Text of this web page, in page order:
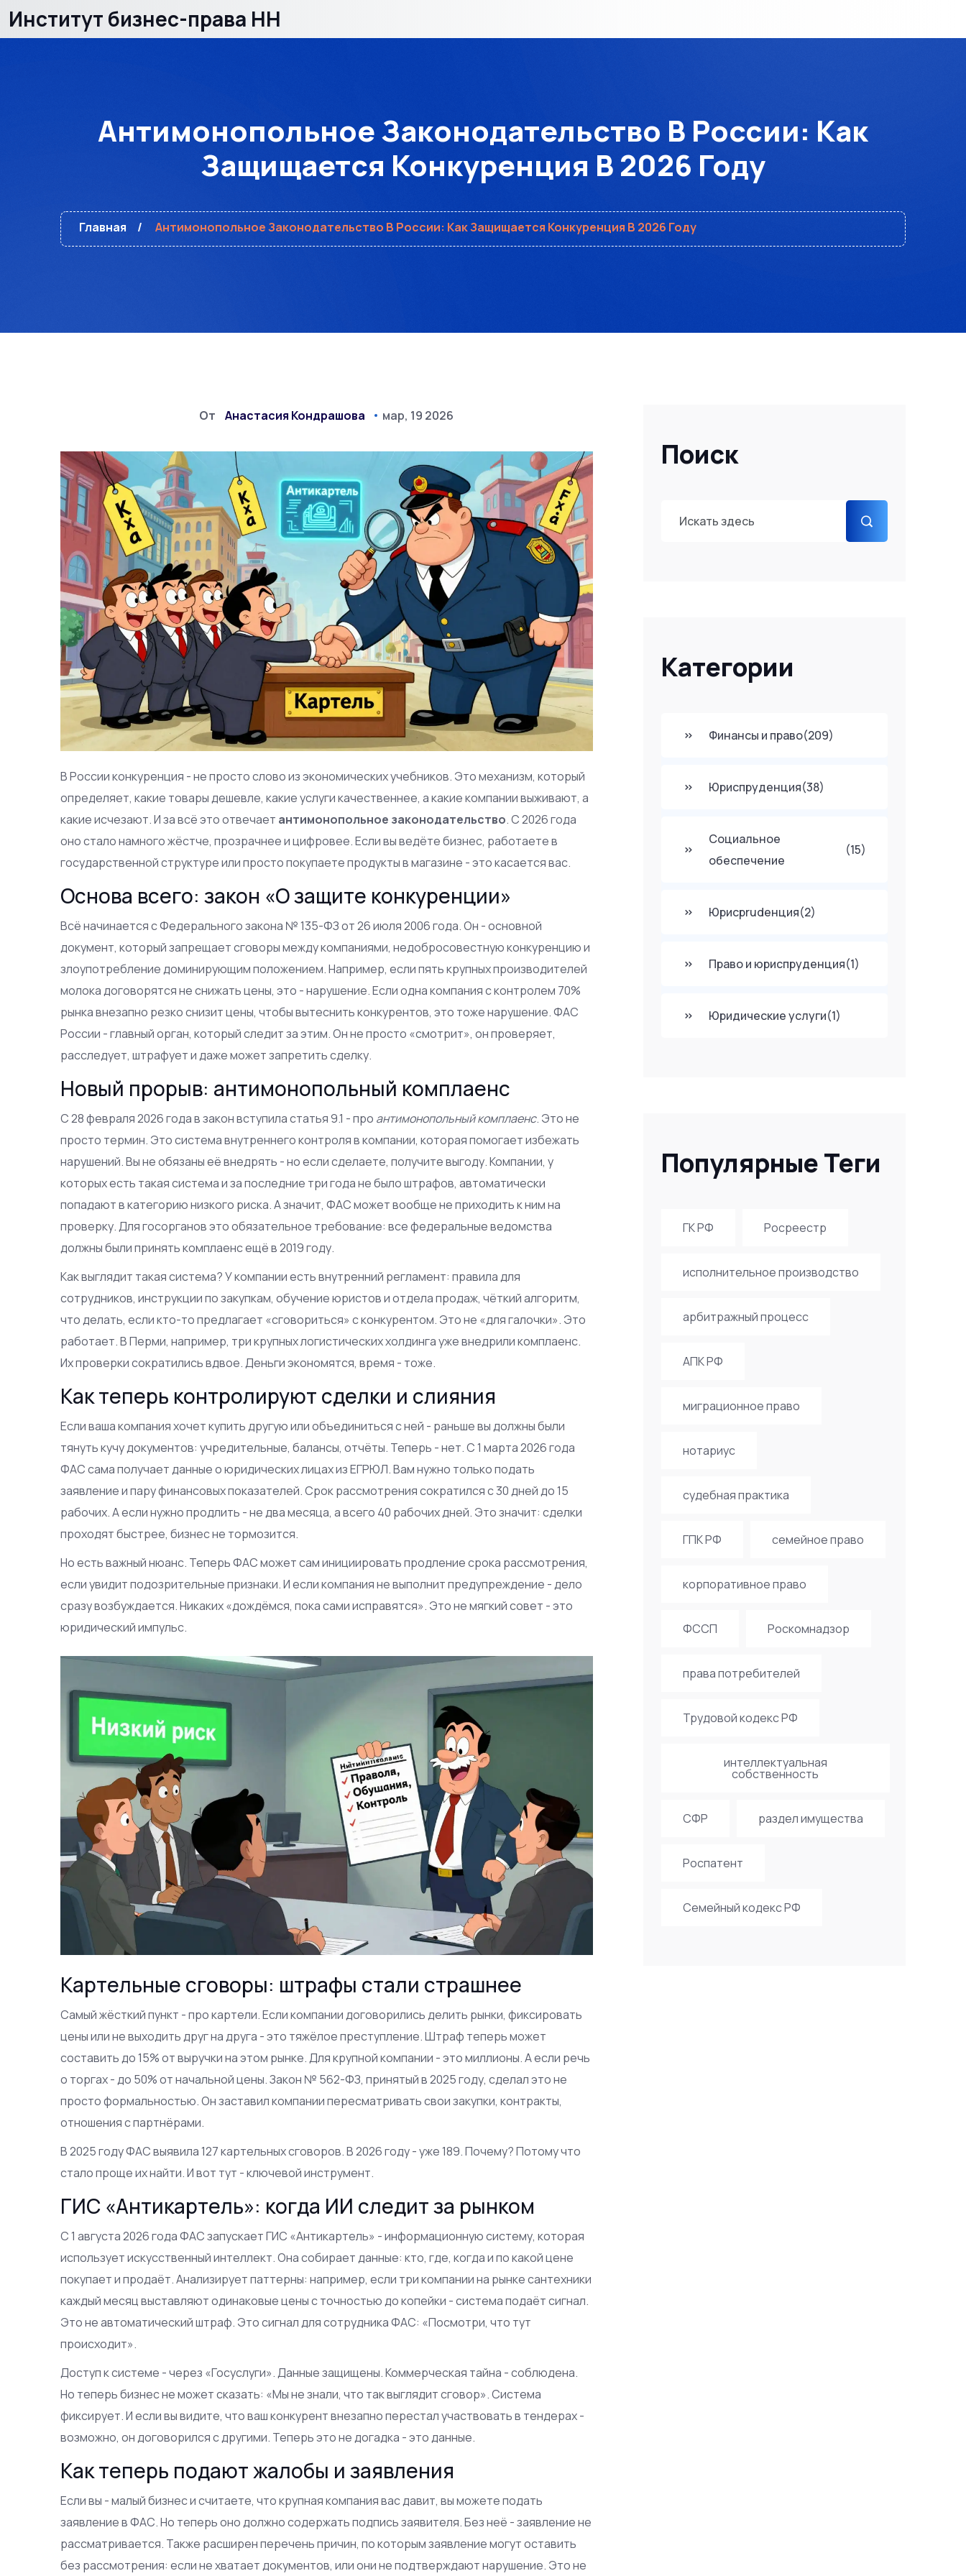
Институт бизнес-права НН
Антимонопольное Законодательство В России: Как
Защищается Конкуренция В 2026 Году
Главная Антимонопольное Законодательство В России: Как Защищается Конкуренция В 2026 Году
Поиск
Категории
Финансы и право(209)
Юриспруденция(38)
Социальное
обеспечение
(15)
Юрисprudенция(2)
Право и юриспруденция(1)
Юридические услуги(1)
Популярные Теги
ГК РФ Росреестр
исполнительное производство
арбитражный процесс
АПК РФ
миграционное право
нотариус
судебная практика
ГПК РФ семейное право
корпоративное право
ФССП Роскомнадзор
права потребителей
Трудовой кодекс РФ
интеллектуальная
собственность
СФР раздел имущества
Роспатент
Семейный кодекс РФ
От Анастасия Кондрашова мар, 19 2026
В России конкуренция - не просто слово из экономических учебников. Это механизм, который
определяет, какие товары дешевле, какие услуги качественнее, а какие компании выживают, а
какие исчезают. И за всё это отвечает антимонопольное законодательство. С 2026 года
оно стало намного жёстче, прозрачнее и цифровее. Если вы ведёте бизнес, работаете в
государственной структуре или просто покупаете продукты в магазине - это касается вас.
Основа всего: закон «О защите конкуренции»
Всё начинается с Федерального закона № 135-ФЗ от 26 июля 2006 года. Он - основной
документ, который запрещает сговоры между компаниями, недобросовестную конкуренцию и
злоупотребление доминирующим положением. Например, если пять крупных производителей
молока договорятся не снижать цены, это - нарушение. Если одна компания с контролем 70%
рынка внезапно резко снизит цены, чтобы вытеснить конкурентов, это тоже нарушение. ФАС
России - главный орган, который следит за этим. Он не просто «смотрит», он проверяет,
расследует, штрафует и даже может запретить сделку.
Новый прорыв: антимонопольный комплаенс
С 28 февраля 2026 года в закон вступила статья 9.1 - про антимонопольный комплаенс. Это не
просто термин. Это система внутреннего контроля в компании, которая помогает избежать
нарушений. Вы не обязаны её внедрять - но если сделаете, получите выгоду. Компании, у
которых есть такая система и за последние три года не было штрафов, автоматически
попадают в категорию низкого риска. А значит, ФАС может вообще не приходить к ним на
проверку. Для госорганов это обязательное требование: все федеральные ведомства
должны были принять комплаенс ещё в 2019 году.
Как выглядит такая система? У компании есть внутренний регламент: правила для
сотрудников, инструкции по закупкам, обучение юристов и отдела продаж, чёткий алгоритм,
что делать, если кто-то предлагает «сговориться» с конкурентом. Это не «для галочки». Это
работает. В Перми, например, три крупных логистических холдинга уже внедрили комплаенс.
Их проверки сократились вдвое. Деньги экономятся, время - тоже.
Как теперь контролируют сделки и слияния
Если ваша компания хочет купить другую или объединиться с ней - раньше вы должны были
тянуть кучу документов: учредительные, балансы, отчёты. Теперь - нет. С 1 марта 2026 года
ФАС сама получает данные о юридических лицах из ЕГРЮЛ. Вам нужно только подать
заявление и пару финансовых показателей. Срок рассмотрения сократился с 30 дней до 15
рабочих. А если нужно продлить - не два месяца, а всего 40 рабочих дней. Это значит: сделки
проходят быстрее, бизнес не тормозится.
Но есть важный нюанс. Теперь ФАС может сам инициировать продление срока рассмотрения,
если увидит подозрительные признаки. И если компания не выполнит предупреждение - дело
сразу возбуждается. Никаких «дождёмся, пока сами исправятся». Это не мягкий совет - это
юридический импульс.
Картельные сговоры: штрафы стали страшнее
Самый жёсткий пункт - про картели. Если компании договорились делить рынки, фиксировать
цены или не выходить друг на друга - это тяжёлое преступление. Штраф теперь может
составить до 15% от выручки на этом рынке. Для крупной компании - это миллионы. А если речь
о торгах - до 50% от начальной цены. Закон № 562-ФЗ, принятый в 2025 году, сделал это не
просто формальностью. Он заставил компании пересматривать свои закупки, контракты,
отношения с партнёрами.
В 2025 году ФАС выявила 127 картельных сговоров. В 2026 году - уже 189. Почему? Потому что
стало проще их найти. И вот тут - ключевой инструмент.
ГИС «Антикартель»: когда ИИ следит за рынком
С 1 августа 2026 года ФАС запускает ГИС «Антикартель» - информационную систему, которая
использует искусственный интеллект. Она собирает данные: кто, где, когда и по какой цене
покупает и продаёт. Анализирует паттерны: например, если три компании на рынке сантехники
каждый месяц выставляют одинаковые цены с точностью до копейки - система подаёт сигнал.
Это не автоматический штраф. Это сигнал для сотрудника ФАС: «Посмотри, что тут
происходит».
Доступ к системе - через «Госуслуги». Данные защищены. Коммерческая тайна - соблюдена.
Но теперь бизнес не может сказать: «Мы не знали, что так выглядит сговор». Система
фиксирует. И если вы видите, что ваш конкурент внезапно перестал участвовать в тендерах -
возможно, он договорился с другими. Теперь это не догадка - это данные.
Как теперь подают жалобы и заявления
Если вы - малый бизнес и считаете, что крупная компания вас давит, вы можете подать
заявление в ФАС. Но теперь оно должно содержать подпись заявителя. Без неё - заявление не
рассматривается. Также расширен перечень причин, по которым заявление могут оставить
без рассмотрения: если не хватает документов, или они не подтверждают нарушение. Это не